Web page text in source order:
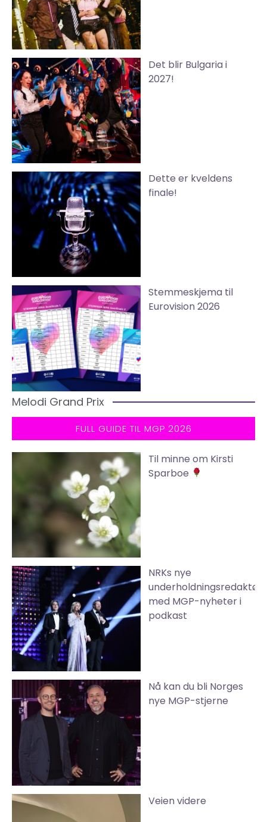
Det blir Bulgaria i
2027!
Dette er kveldens
finale!
Stemmeskjema til
Eurovision 2026
Melodi Grand Prix
FULL GUIDE TIL MGP 2026
Til minne om Kirsti
Sparboe
NRKs nye
underholdningsredaktør
med MGP-nyheter i
podkast
Nå kan du bli Norges
nye MGP-stjerne
Veien videre